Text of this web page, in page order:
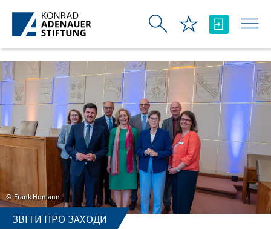
Skip to Main Content
Frank Homann
ЗВІТИ ПРО ЗАХОДИ